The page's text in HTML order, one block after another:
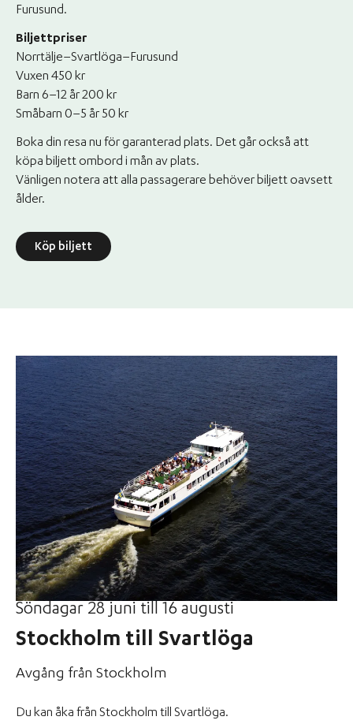
Furusund.
Biljettpriser
Norrtälje–Svartlöga–Furusund
Vuxen 450 kr
Barn 6–12 år 200 kr
Småbarn 0–5 år 50 kr
Boka din resa nu för garanterad plats. Det går också att
köpa biljett ombord i mån av plats.
Vänligen notera att alla passagerare behöver biljett oavsett
ålder.
Köp biljett
Söndagar 28 juni till 16 augusti
Stockholm till Svartlöga
Avgång från Stockholm
Du kan åka från Stockholm till Svartlöga.